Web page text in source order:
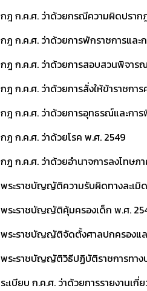
กฎ ก.ค.ศ. ว่าด้วยกรณีความผิดปราก
กฎ ก.ค.ศ. ว่าด้วยการพักราชการและ
กฎ ก.ค.ศ. ว่าด้วยการสอบสวนพิจาร
กฎ ก.ค.ศ. ว่าด้วยการสั่งให้ข้าราชกา
กฎ ก.ค.ศ. ว่าด้วยการอุทธรณ์และกา
กฎ ก.ค.ศ. ว่าด้วยโรค พ.ศ. 2549
กฎ ก.ค.ศ. ว่าด้วยอำนาจการลงโทษ
พระราชบัญญัติความรับผิดทางละเมิ
พระราชบัญญัติคุ้มครองเด็ก พ.ศ.
พระราชบัญญัติจัดตั้งศาลปกครองแล
พระราชบัญญัติวิธีปฏิบัติราชการทาง
ระเบียบ ก.ค.ศ. ว่าด้วยการรายงานเ